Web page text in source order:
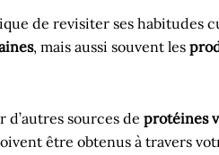
de revisiter ses habitudes
, mais aussi souvent les
d’autres sources de protéines
être obtenus à travers